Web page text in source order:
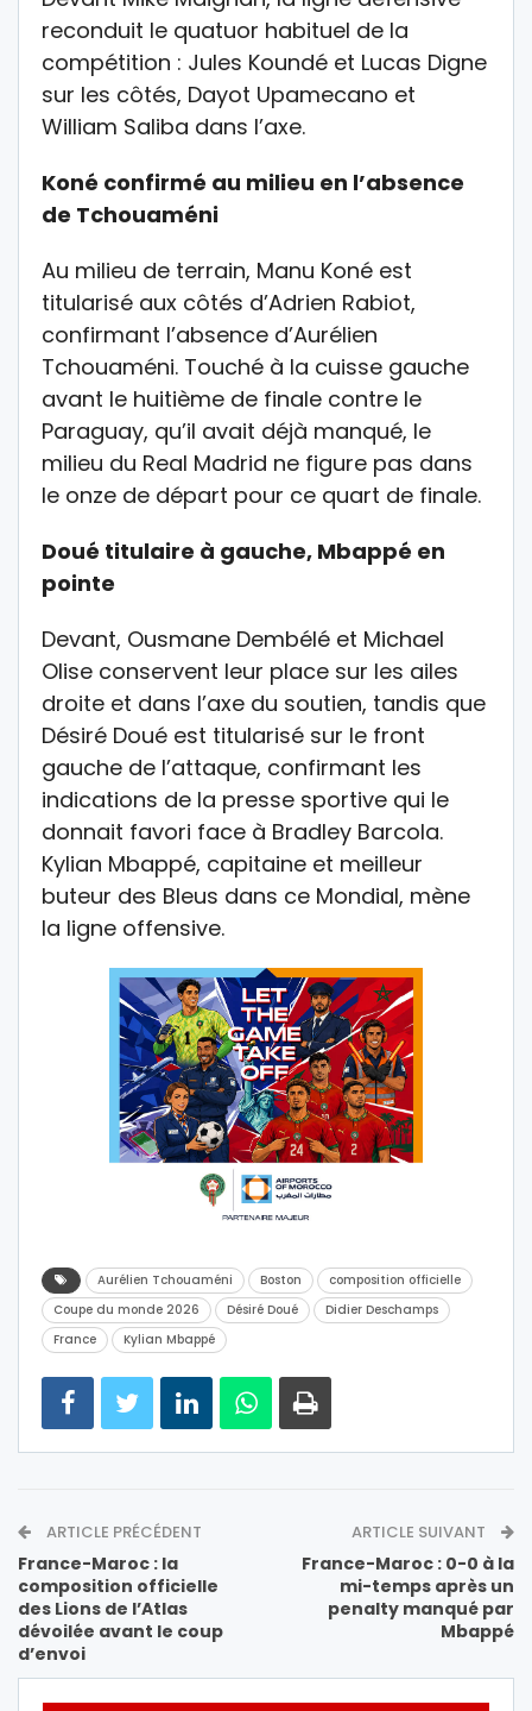
reconduit le quatuor habituel de la
compétition : Jules Koundé et Lucas Digne
sur les côtés, Dayot Upamecano et
William Saliba dans l’axe.
Koné confirmé au milieu en l’absence
de Tchouaméni
Au milieu de terrain, Manu Koné est
titularisé aux côtés d’Adrien Rabiot,
confirmant l’absence d’Aurélien
Tchouaméni. Touché à la cuisse gauche
avant le huitième de finale contre le
Paraguay, qu’il avait déjà manqué, le
milieu du Real Madrid ne figure pas dans
le onze de départ pour ce quart de finale.
Doué titulaire à gauche, Mbappé en
pointe
Devant, Ousmane Dembélé et Michael
Olise conservent leur place sur les ailes
droite et dans l’axe du soutien, tandis que
Désiré Doué est titularisé sur le front
gauche de l’attaque, confirmant les
indications de la presse sportive qui le
donnait favori face à Bradley Barcola.
Kylian Mbappé, capitaine et meilleur
buteur des Bleus dans ce Mondial, mène
la ligne offensive.
Aurélien Tchouaméni Boston
composition officielle
Coupe du monde 2026
Désiré Doué
Didier Deschamps
France
Kylian Mbappé
ARTICLE PRÉCÉDENT
France-Maroc : la
composition officielle
des Lions de l’Atlas
dévoilée avant le coup
d’envoi
ARTICLE SUIVANT
France-Maroc : 0-0 à la
mi-temps après un
penalty manqué par
Mbappé